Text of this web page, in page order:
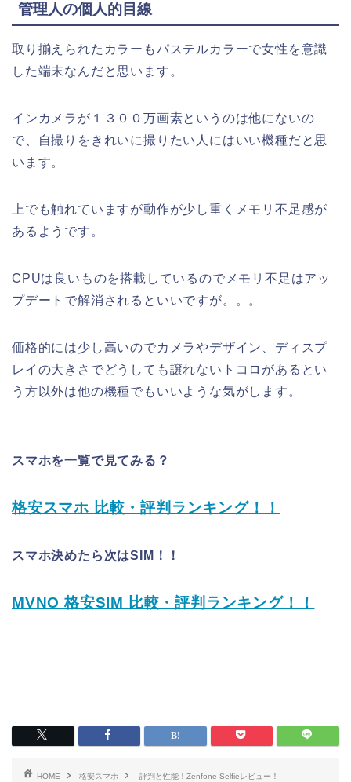
管理人の個人的目線
取り揃えられたカラーもパステルカラーで女性を意識
した端末なんだと思います。
インカメラが１３００万画素というのは他にないの
で、自撮りをきれいに撮りたい人にはいい機種だと思
います。
上でも触れていますが動作が少し重くメモリ不足感が
あるようです。
CPUは良いものを搭載しているのでメモリ不足はアッ
プデートで解消されるといいですが。。。
価格的には少し高いのでカメラやデザイン、ディスプ
レイの大きさでどうしても譲れないトコロがあるとい
う方以外は他の機種でもいいような気がします。
スマホを一覧で見てみる？
格安スマホ 比較・評判ランキング！！
スマホ決めたら次はSIM！！
MVNO 格安SIM 比較・評判ランキング！！
HOME 格安スマホ 評判と性能！Zenfone Selfieレビュー！